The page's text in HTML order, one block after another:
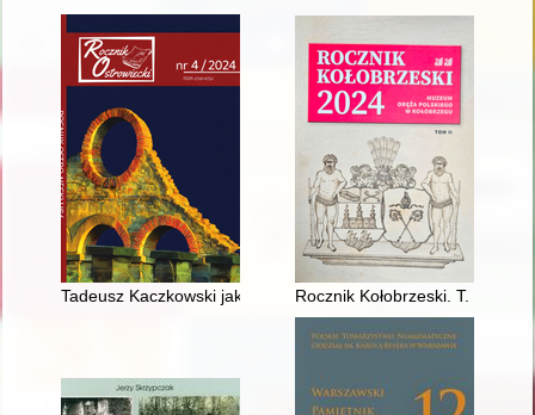
Tadeusz Kaczkowski jakiego nie znacie : przywrócona pamięć
Rocznik Kołobrzeski. T. 2